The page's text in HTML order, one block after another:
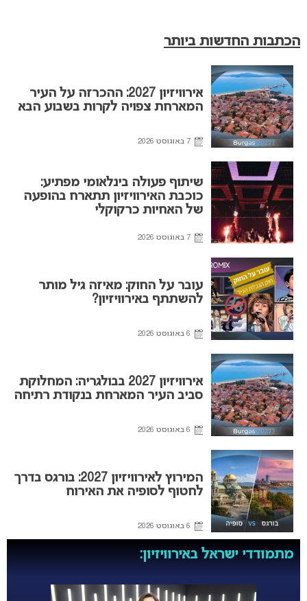
הכתבות החדשות ביותר
אירוויזיון 2027: ההכרזה על העיר
המארחת צפויה לקרות בשבוע הבא
7 באוגוסט 2026
שיתוף פעולה בינלאומי מפתיע:
כוכבת האירוויזיון תתארח בהופעה
של האחיות כרקוקלי
7 באוגוסט 2026
עובר על החוק: מאיזה גיל מותר
להשתתף באירוויזיון?
6 באוגוסט 2026
אירוויזיון 2027 בבולגריה: המחלוקת
סביב העיר המארחת בנקודת רתיחה
6 באוגוסט 2026
המירוץ לאירוויזיון 2027: בורגס בדרך
לחטוף לסופיה את האירוח
6 באוגוסט 2026
מתמודדי ישראל באירוויזיון: